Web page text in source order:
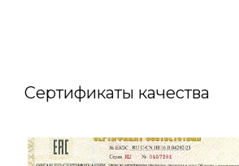
Сертификаты качества